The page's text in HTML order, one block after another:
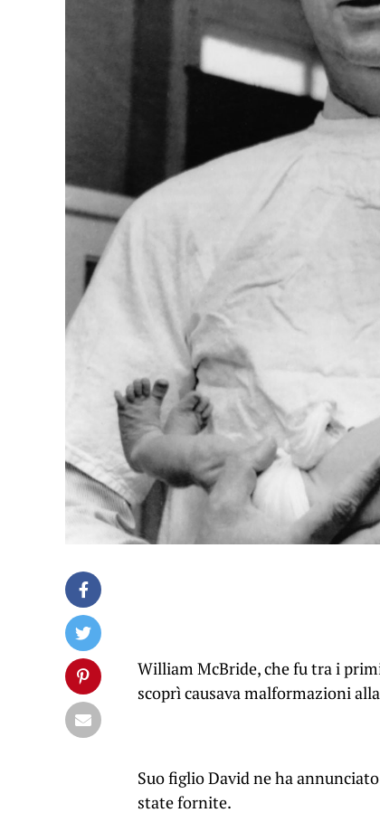
William McBride, che fu tra i
scoprì causava malformazioni
Suo figlio David ne ha
state fornite.